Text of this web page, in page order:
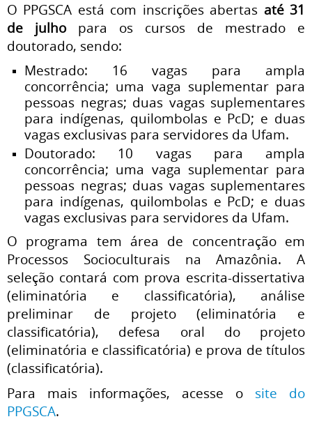
O PPGSCA está com inscrições abertas até 31
de julhopara os cursos de mestrado e
doutorado, sendo:
Mestrado: 16 vagas para ampla
concorrência; uma vaga suplementar para
pessoas negras; duas vagas suplementares
para indígenas, quilombolas e PcD; e duas
vagas exclusivas para servidores da Ufam.
Doutorado: 10 vagas para ampla
concorrência; uma vaga suplementar para
pessoas negras; duas vagas suplementares
para indígenas, quilombolas e PcD; e duas
vagas exclusivas para servidores da Ufam.
O programa tem área de concentração em
Processos Socioculturais na Amazônia. A
seleção contará com prova escrita-dissertativa
(eliminatória e classificatória), análise
preliminar de projeto (eliminatória e
classificatória), defesa oral do projeto
(eliminatória e classificatória) e prova de títulos
(classificatória).
Para mais informações, acesse o site do
PPGSCA.